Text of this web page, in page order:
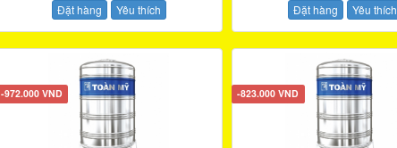
Đặt hàng Yêu thích Đặt hàng Yêu thích
-972.000 VND -823.000 VND